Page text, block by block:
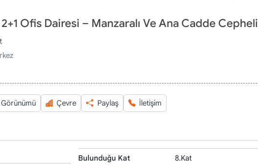
2+1 Ofis Dairesi – Manzaralı Ve Ana Cadde Cepheli
Çevre Paylaş İletişim
Bulunduğu Kat 8.Kat